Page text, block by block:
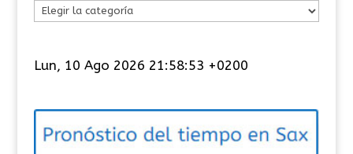
e
o
Lun, 10 Ago 2026 21:58:53 +0200